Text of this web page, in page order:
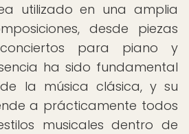
utilizado en una amplia
desde piezas
para piano y
ha sido fundamental
la música clásica, y su
a prácticamente todos
musicales dentro de